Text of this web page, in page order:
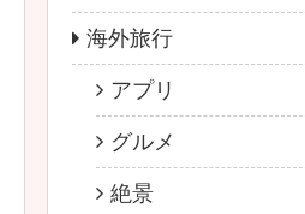
海外旅行
アプリ
グルメ
絶景